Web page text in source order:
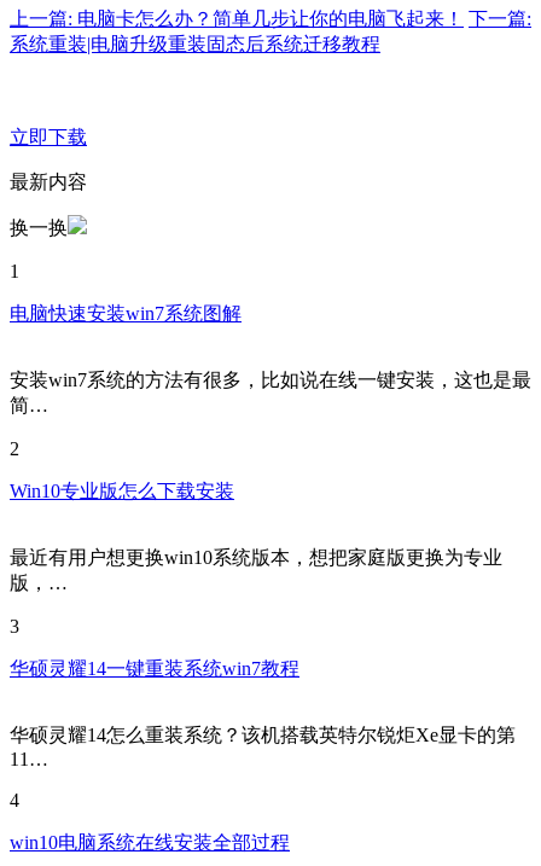
上一篇: 电脑卡怎么办？简单几步让你的电脑飞起来！
下一篇:
系统重装|电脑升级重装固态后系统迁移教程
立即下载
最新内容
换一换
1
电脑快速安装win7系统图解
安装win7系统的方法有很多，比如说在线一键安装，这也是最
简…
2
Win10专业版怎么下载安装
最近有用户想更换win10系统版本，想把家庭版更换为专业
版，…
3
华硕灵耀14一键重装系统win7教程
华硕灵耀14怎么重装系统？该机搭载英特尔锐炬Xe显卡的第
11…
4
win10电脑系统在线安装全部过程